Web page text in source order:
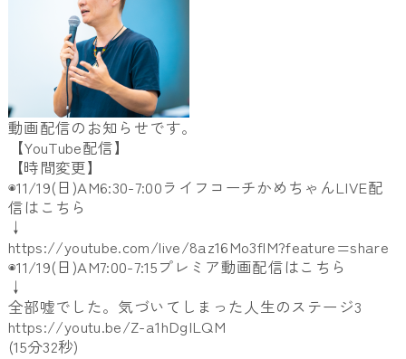
動画配信のお知らせです。
【YouTube配信】
【時間変更】
◉11/19(日)AM6:30-7:00ライフコーチかめちゃんLIVE配
信はこちら
↓
https://youtube.com/live/8az16Mo3flM?feature=share
◉11/19(日)AM7:00-7:15プレミア動画配信はこちら
↓
全部嘘でした。気づいてしまった人生のステージ3
https://youtu.be/Z-a1hDgILQM
(15分32秒)